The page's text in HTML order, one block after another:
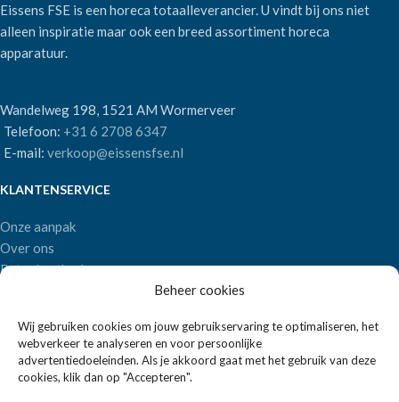
Beheer cookies
Wij gebruiken cookies om jouw gebruikservaring te optimaliseren, het
webverkeer te analyseren en voor persoonlijke
advertentiedoeleinden. Als je akkoord gaat met het gebruik van deze
cookies, klik dan op "Accepteren".
Eissens FSE is een horeca totaalleverancier. U vindt bij ons niet
alleen inspiratie maar ook een breed assortiment horeca
apparatuur.
Wandelweg 198, 1521 AM Wormerveer
Telefoon: +31 6 2708 6347
E-mail: verkoop@eissensfse.nl
KLANTENSERVICE
Onze aanpak
Over ons
Betaalmethoden
POPULAIRE MERKEN
APS Germany